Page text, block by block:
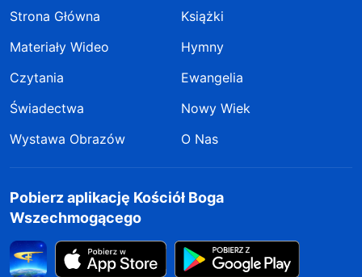
Strona Główna
Książki
Materiały Wideo
Hymny
Czytania
Ewangelia
Świadectwa
Nowy Wiek
Wystawa Obrazów
O Nas
Pobierz aplikację Kościół Boga
Wszechmogącego